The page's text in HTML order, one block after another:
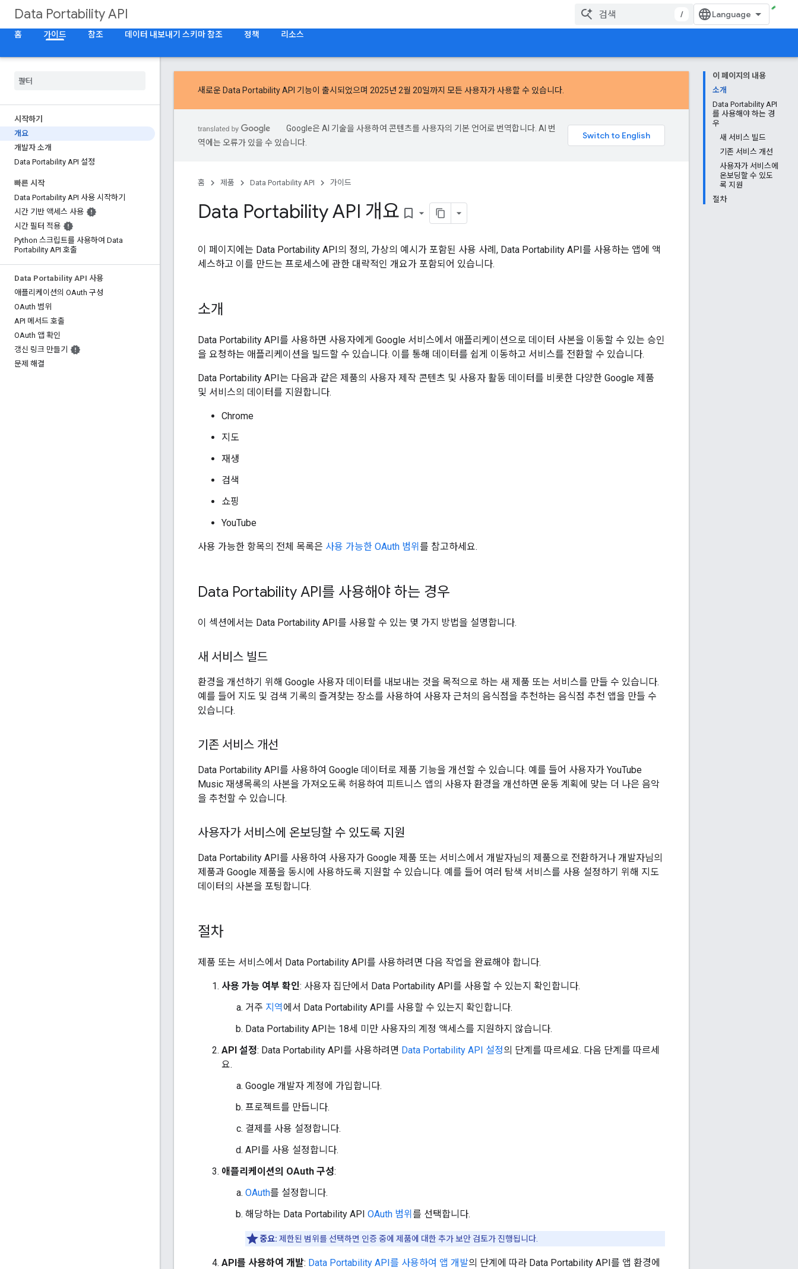
Data Portability API
/
홈
가이드 참조 데이터 내보내기 스키마 참조 정책 리소스
시작하기
개요
개발자 소개
Data Portability API 설정
빠른 시작
Data Portability API 사용 시작하기
시간 기반 액세스 사용
시간 필터 적용
Python 스크립트를 사용하여 Data
Portability API 호출
Data Portability API 사용
애플리케이션의 OAuth 구성
OAuth 범위
API 메서드 호출
OAuth 앱 확인
갱신 링크 만들기
문제 해결
이 페이지의 내용
소개
Data Portability API
를 사용해야 하는 경
우
새 서비스 빌드
기존 서비스 개선
사용자가 서비스에
온보딩할 수 있도
록 지원
절차
새로운 Data Portability API 기능이 출시되었으며 2025년 2월 20일까지 모든 사용자가 사용할 수 있습니다.
Google은 AI 기술을 사용하여 콘텐츠를 사용자의 기본 언어로 번역합니다. AI 번
역에는 오류가 있을 수 있습니다.
홈 제품 Data Portability API 가이드
Data Portability API 개요 bookmark_border
이 페이지에는 Data Portability API의 정의, 가상의 예시가 포함된 사용 사례, Data Portability API를 사용하는 앱에 액
세스하고 이를 만드는 프로세스에 관한 대략적인 개요가 포함되어 있습니다.
소개
Data Portability API를 사용하면 사용자에게 Google 서비스에서 애플리케이션으로 데이터 사본을 이동할 수 있는 승인
을 요청하는 애플리케이션을 빌드할 수 있습니다. 이를 통해 데이터를 쉽게 이동하고 서비스를 전환할 수 있습니다.
Data Portability API는 다음과 같은 제품의 사용자 제작 콘텐츠 및 사용자 활동 데이터를 비롯한 다양한 Google 제품
및 서비스의 데이터를 지원합니다.
Chrome
지도
재생
검색
쇼핑
YouTube
사용 가능한 항목의 전체 목록은 사용 가능한 OAuth 범위 를 참고하세요.
Data Portability API를 사용해야 하는 경우
이 섹션에서는 Data Portability API를 사용할 수 있는 몇 가지 방법을 설명합니다.
새 서비스 빌드
환경을 개선하기 위해 Google 사용자 데이터를 내보내는 것을 목적으로 하는 새 제품 또는 서비스를 만들 수 있습니다.
예를 들어 지도 및 검색 기록의 즐겨찾는 장소를 사용하여 사용자 근처의 음식점을 추천하는 음식점 추천 앱을 만들 수
있습니다.
기존 서비스 개선
Data Portability API를 사용하여 Google 데이터로 제품 기능을 개선할 수 있습니다. 예를 들어 사용자가 YouTube
Music 재생목록의 사본을 가져오도록 허용하여 피트니스 앱의 사용자 환경을 개선하면 운동 계획에 맞는 더 나은 음악
을 추천할 수 있습니다.
사용자가 서비스에 온보딩할 수 있도록 지원
Data Portability API를 사용하여 사용자가 Google 제품 또는 서비스에서 개발자님의 제품으로 전환하거나 개발자님의
제품과 Google 제품을 동시에 사용하도록 지원할 수 있습니다. 예를 들어 여러 탐색 서비스를 사용 설정하기 위해 지도
데이터의 사본을 포팅합니다.
절차
제품 또는 서비스에서 Data Portability API를 사용하려면 다음 작업을 완료해야 합니다.
사용 가능 여부 확인: 사용자 집단에서 Data Portability API를 사용할 수 있는지 확인합니다.
거주 지역에서 Data Portability API를 사용할 수 있는지 확인합니다.
Data Portability API는 18세 미만 사용자의 계정 액세스를 지원하지 않습니다.
API 설정: Data Portability API를 사용하려면 Data Portability API 설정의 단계를 따르세요. 다음 단계를 따르세
요.
Google 개발자 계정에 가입합니다.
프로젝트를 만듭니다.
결제를 사용 설정합니다.
API를 사용 설정합니다.
애플리케이션의 OAuth 구성:
OAuth를 설정합니다.
해당하는 Data Portability API OAuth 범위 를 선택합니다.
중요: 제한된 범위를 선택하면 인증 중에 제품에 대한 추가 보안 검토가 진행됩니다.
API를 사용하여 개발: Data Portability API를 사용하여 앱 개발의 단계에 따라 Data Portability API를 앱 환경에